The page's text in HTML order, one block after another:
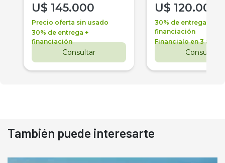
U$ 145.000
Precio oferta sin usado
30% de entrega +
financiación
Consultar
U$ 120.000
30% de entrega +
financiación
Financialo en 3 años
Consultar
También puede interesarte